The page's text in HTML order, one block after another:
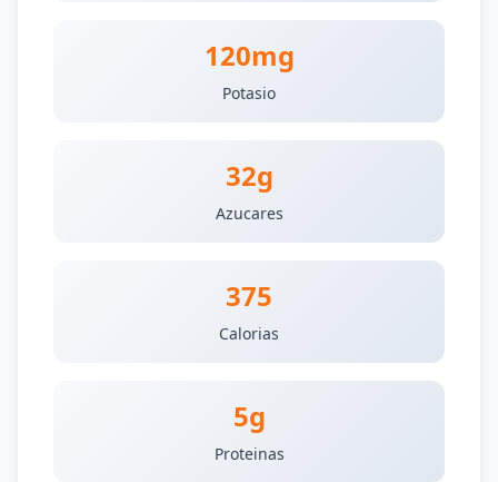
120mg
Potasio
32g
Azucares
375
Calorias
5g
Proteinas